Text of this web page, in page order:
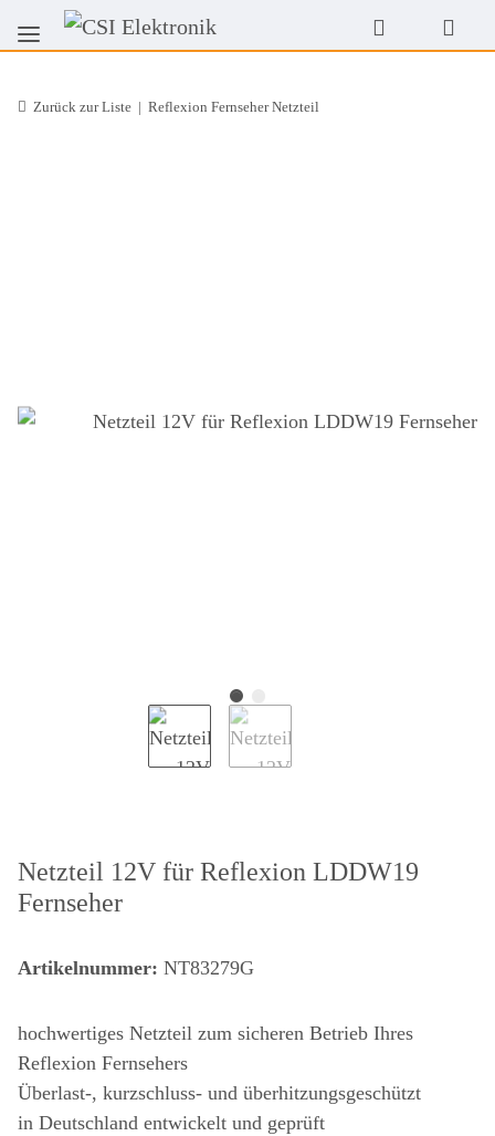
Zurück zur Liste Reflexion Fernseher Netzteil
Netzteil 12V für Reflexion LDDW19
Fernseher
Artikelnummer: NT83279G
hochwertiges Netzteil zum sicheren Betrieb Ihres
Reflexion Fernsehers
Überlast-, kurzschluss- und überhitzungsgeschützt
in Deutschland entwickelt und geprüft